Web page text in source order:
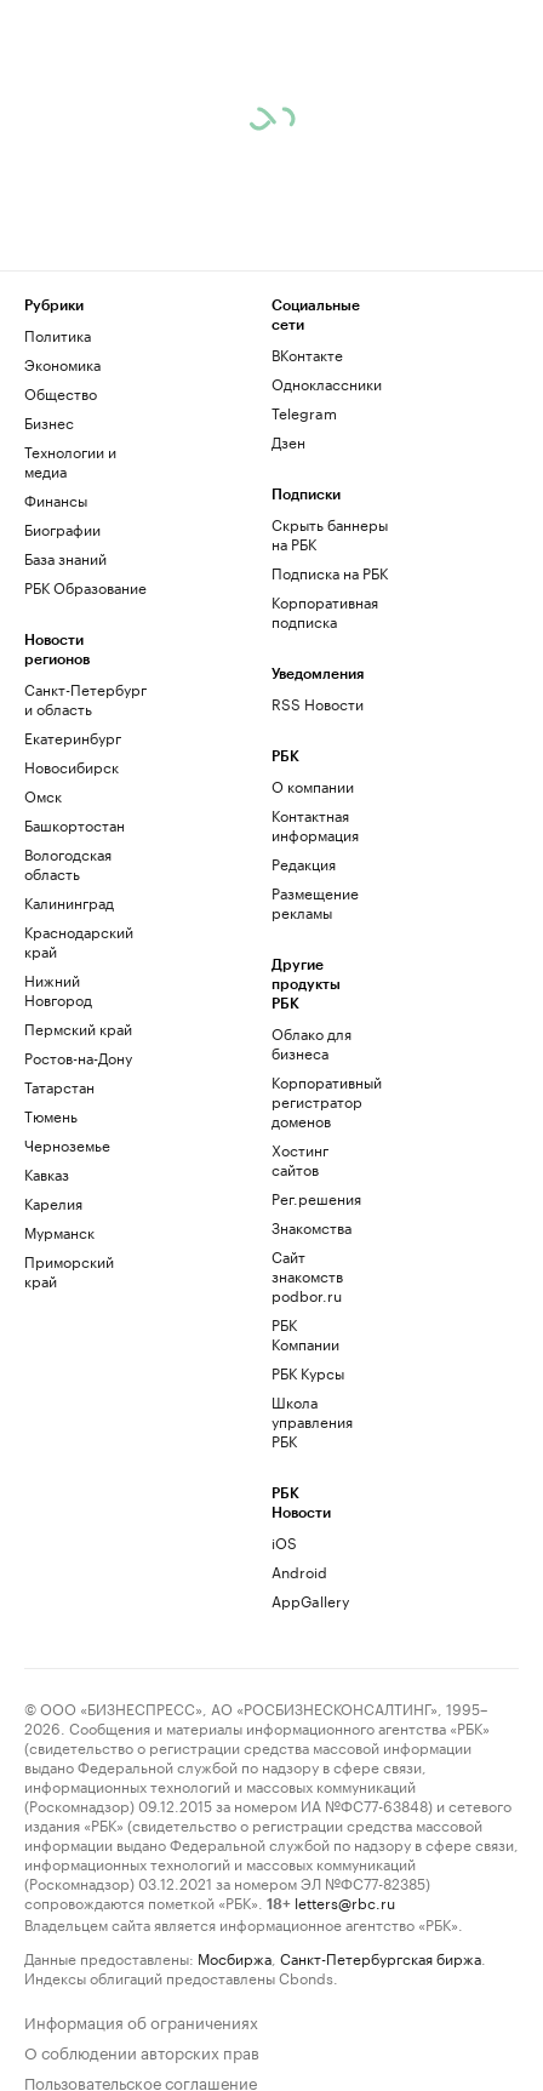
Рубрики
Политика
Экономика
Общество
Бизнес
Технологии и
медиа
Финансы
Биографии
База знаний
РБК Образование
Новости
регионов
Санкт-Петербург
и область
Екатеринбург
Новосибирск
Омск
Башкортостан
Вологодская
область
Калининград
Краснодарский
край
Нижний
Новгород
Пермский край
Ростов-на-Дону
Татарстан
Тюмень
Черноземье
Кавказ
Карелия
Мурманск
Приморский
край
Социальные
сети
ВКонтакте
Одноклассники
Telegram
Дзен
Подписки
Скрыть баннеры
на РБК
Подписка на РБК
Корпоративная
подписка
Уведомления
RSS Новости
РБК
О компании
Контактная
информация
Редакция
Размещение
рекламы
Другие
продукты
РБК
Облако для
бизнеса
Корпоративный
регистратор
доменов
Хостинг
сайтов
Рег.решения
Знакомства
Сайт
знакомств
podbor.ru
РБК
Компании
РБК Курсы
Школа
управления
РБК
РБК
Новости
iOS
Android
AppGallery
© ООО «БИЗНЕСПРЕСС», АО «РОСБИЗНЕСКОНСАЛТИНГ», 1995–
2026. Сообщения и материалы информационного агентства «РБК»
(свидетельство о регистрации средства массовой информации
выдано Федеральной службой по надзору в сфере связи,
информационных технологий и массовых коммуникаций
(Роскомнадзор) 09.12.2015 за номером ИА №ФС77-63848) и сетевого
издания «РБК» (свидетельство о регистрации средства массовой
информации выдано Федеральной службой по надзору в сфере связи,
информационных технологий и массовых коммуникаций
(Роскомнадзор) 03.12.2021 за номером ЭЛ №ФС77-82385)
сопровождаются пометкой «РБК».
18+ letters@rbc.ru
Владельцем сайта является информационное агентство «РБК».
Данные предоставлены: Мосбиржа Санкт-Петербургская биржа
Индексы облигаций предоставлены Cbonds.
Информация об ограничениях
О соблюдении авторских прав
Пользовательское соглашение